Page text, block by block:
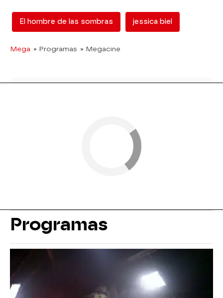
El hombre de las sombras jessica biel
Mega » Programas » Megacine
Programas